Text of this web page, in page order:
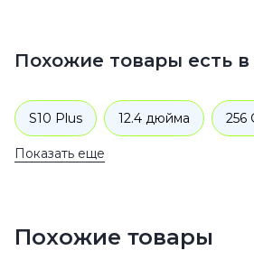
Похожие товары есть в
S10 Plus 12.4 дюйма 256
Показать еще
Похожие товары